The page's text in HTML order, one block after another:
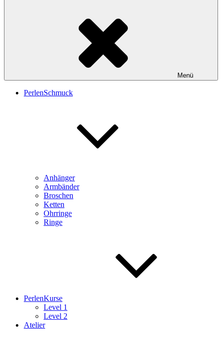
Menü
PerlenSchmuck
Anhänger
Armbänder
Broschen
Ketten
Ohrringe
Ringe
PerlenKurse
Level 1
Level 2
Atelier